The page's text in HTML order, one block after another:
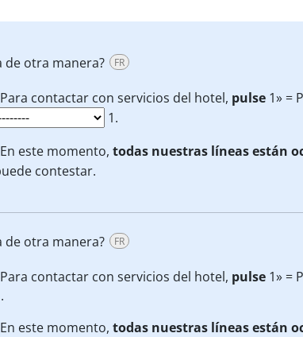
de otra manera? FR
contactar con servicios del hotel, pulse 1» =
1.
este momento, todas nuestras líneas están
contestar.
de otra manera? FR
contactar con servicios del hotel, pulse 1» =
este momento, todas nuestras líneas están